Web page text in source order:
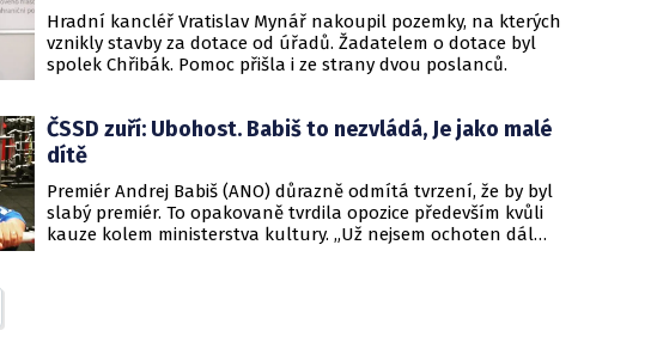
Hradní kancléř Vratislav Mynář nakoupil pozemky, na kterých
vznikly stavby za dotace od úřadů. Žadatelem o dotace byl
spolek Chřibák. Pomoc přišla i ze strany dvou poslanců.
ČSSD zuří: Ubohost. Babiš to nezvládá, Je jako malé
dítě
Premiér Andrej Babiš (ANO) důrazně odmítá tvrzení, že by byl
slabý premiér. To opakovaně tvrdila opozice především kvůli
kauze kolem ministerstva kultury. „Už nejsem ochoten dál